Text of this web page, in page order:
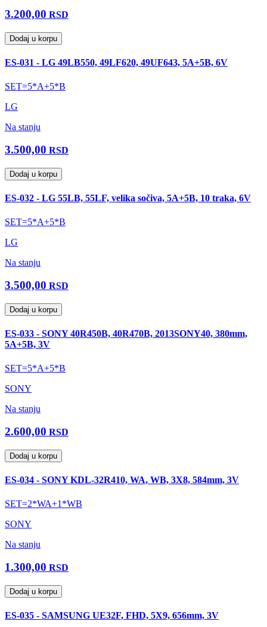
3.200,00 RSD
Dodaj u korpu
ES-031 - LG 49LB550, 49LF620, 49UF643, 5A+5B, 6V
SET=5*A+5*B
LG
Na stanju
3.500,00 RSD
Dodaj u korpu
ES-032 - LG 55LB, 55LF, velika sočiva, 5A+5B, 10 traka, 6V
SET=5*A+5*B
LG
Na stanju
3.500,00 RSD
Dodaj u korpu
ES-033 - SONY 40R450B, 40R470B, 2013SONY40, 380mm,
5A+5B, 3V
SET=5*A+5*B
SONY
Na stanju
2.600,00 RSD
Dodaj u korpu
ES-034 - SONY KDL-32R410, WA, WB, 3X8, 584mm, 3V
SET=2*WA+1*WB
SONY
Na stanju
1.300,00 RSD
Dodaj u korpu
ES-035 - SAMSUNG UE32F, FHD, 5X9, 656mm, 3V